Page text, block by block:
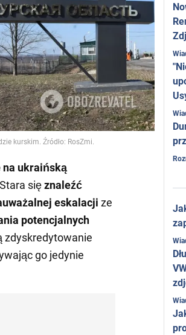
kurskim. Źródło: RosZmі.
na ukraińską
sięznaleźć
eskalacji ze
potencjalnych
zdyskredytowanie
go jedynie